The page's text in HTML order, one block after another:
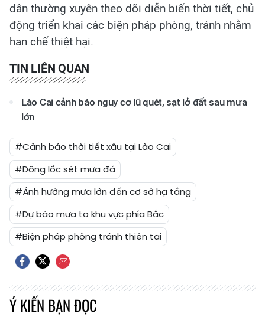
dân thường xuyên theo dõi diễn biến thời tiết, chủ
động triển khai các biện pháp phòng, tránh nhằm
hạn chế thiệt hại.
TIN LIÊN QUAN
Lào Cai cảnh báo nguy cơ lũ quét, sạt lở đất sau mưa
lớn
#Cảnh báo thời tiết xấu tại Lào Cai
#Dông lốc sét mưa đá
#Ảnh hưởng mưa lớn đến cơ sở hạ tầng
#Dự báo mưa to khu vực phía Bắc
#Biện pháp phòng tránh thiên tai
Ý KIẾN BẠN ĐỌC